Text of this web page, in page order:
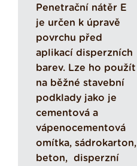
Penetrační nátěr E
je určen k úpravě
povrchu před
aplikací disperzních
barev. Lze ho použít
na běžné stavební
podklady jako je
cementová a
vápenocementová
omítka, sádrokarton,
beton, disperzní